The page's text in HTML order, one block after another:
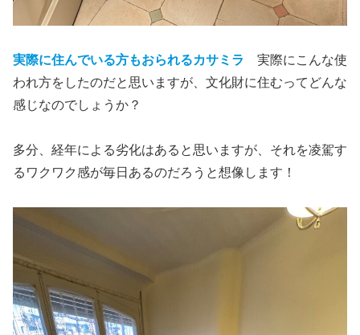
実際に住んでいる方もおられるカサミラ
実際にこんな使
われ方をしたのだと思いますが、文化財に住むってどんな
感じなのでしょうか？
多分、経年による劣化はあると思いますが、それを凌駕す
るワクワク感が毎日あるのだろうと想像します！